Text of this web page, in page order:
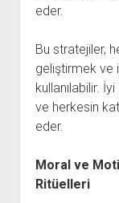
eder.
Bu stratejiler,
geliştirmek ve
kullanılabilir.
ve herkesin
eder.
Moral ve
Ritüelleri